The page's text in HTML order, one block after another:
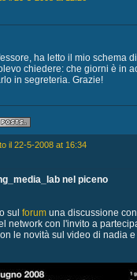
ha letto il mio schema
chiedere: che giorni è in
in segreteria. Grazie!
il 22-5-2008 at 16:34
nel piceno
sul forumuna discussione
network con l'invito a
le novità sul video di nadia